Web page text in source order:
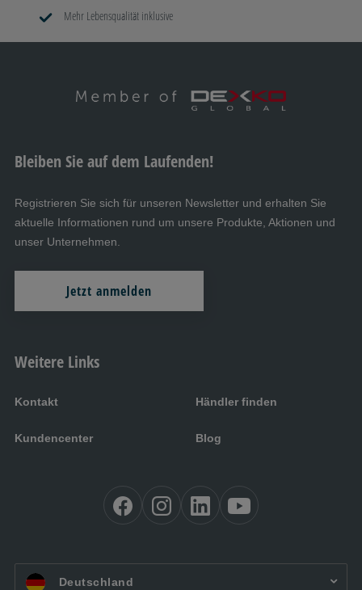
Mehr Lebensqualität inklusive
Weitere Links
Kontakt Händler finden
Kundencenter Blog
DE: Deutschland
Bleiben Sie auf dem Laufenden!
Registrieren Sie sich für unseren Newsletter und erhalten Sie
aktuelle Informationen rund um unsere Produkte, Aktionen und
unser Unternehmen.
Jetzt anmelden